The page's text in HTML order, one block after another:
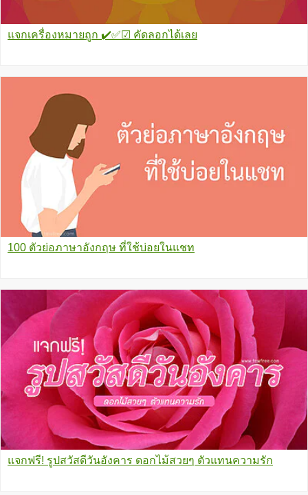
แจกเครื่องหมายถูก ✔️✅☑ คัดลอกได้เลย
100 ตัวย่อภาษาอังกฤษ ที่ใช้บ่อยในแชท
แจกฟรี! รูปสวัสดีวันอังคาร ดอกไม้สวยๆ ตัวแทนความรัก